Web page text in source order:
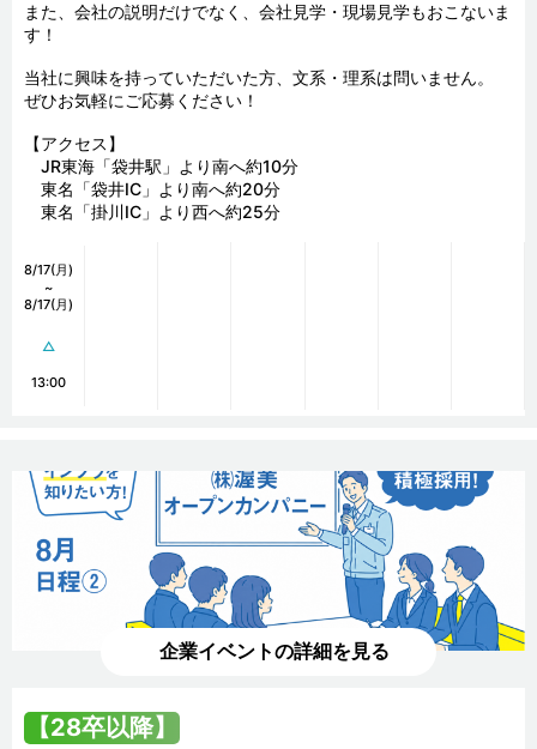
また、会社の説明だけでなく、会社見学・現場見学もおこないま
す！
当社に興味を持っていただいた方、文系・理系は問いません。
ぜひお気軽にご応募ください！
【アクセス】
JR東海「袋井駅」より南へ約10分
東名「袋井IC」より南へ約20分
東名「掛川IC」より西へ約25分
8/17(月)
~
8/17(月)
△
13:00
企業イベントの詳細を見る
【28卒以降】